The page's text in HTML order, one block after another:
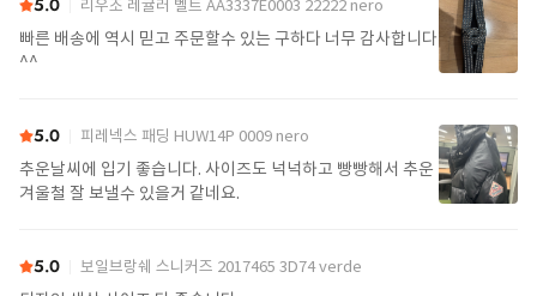
5.0 리우조 레귤러 벨트 AA3337E0003 22222 nero
빠른 배송에 역시 믿고 주문할수 있는 구하다 너무 감사합니다
^^
5.0 피레넥스 패딩 HUW14P 0009 nero
추운날씨에 입기 좋습니다. 사이즈도 넉넉하고 빵빵해서 추운
겨울철 잘 보낼수 있을거 같네요.
5.0 보일브랑쉐 스니커즈 2017465 3D74 verde